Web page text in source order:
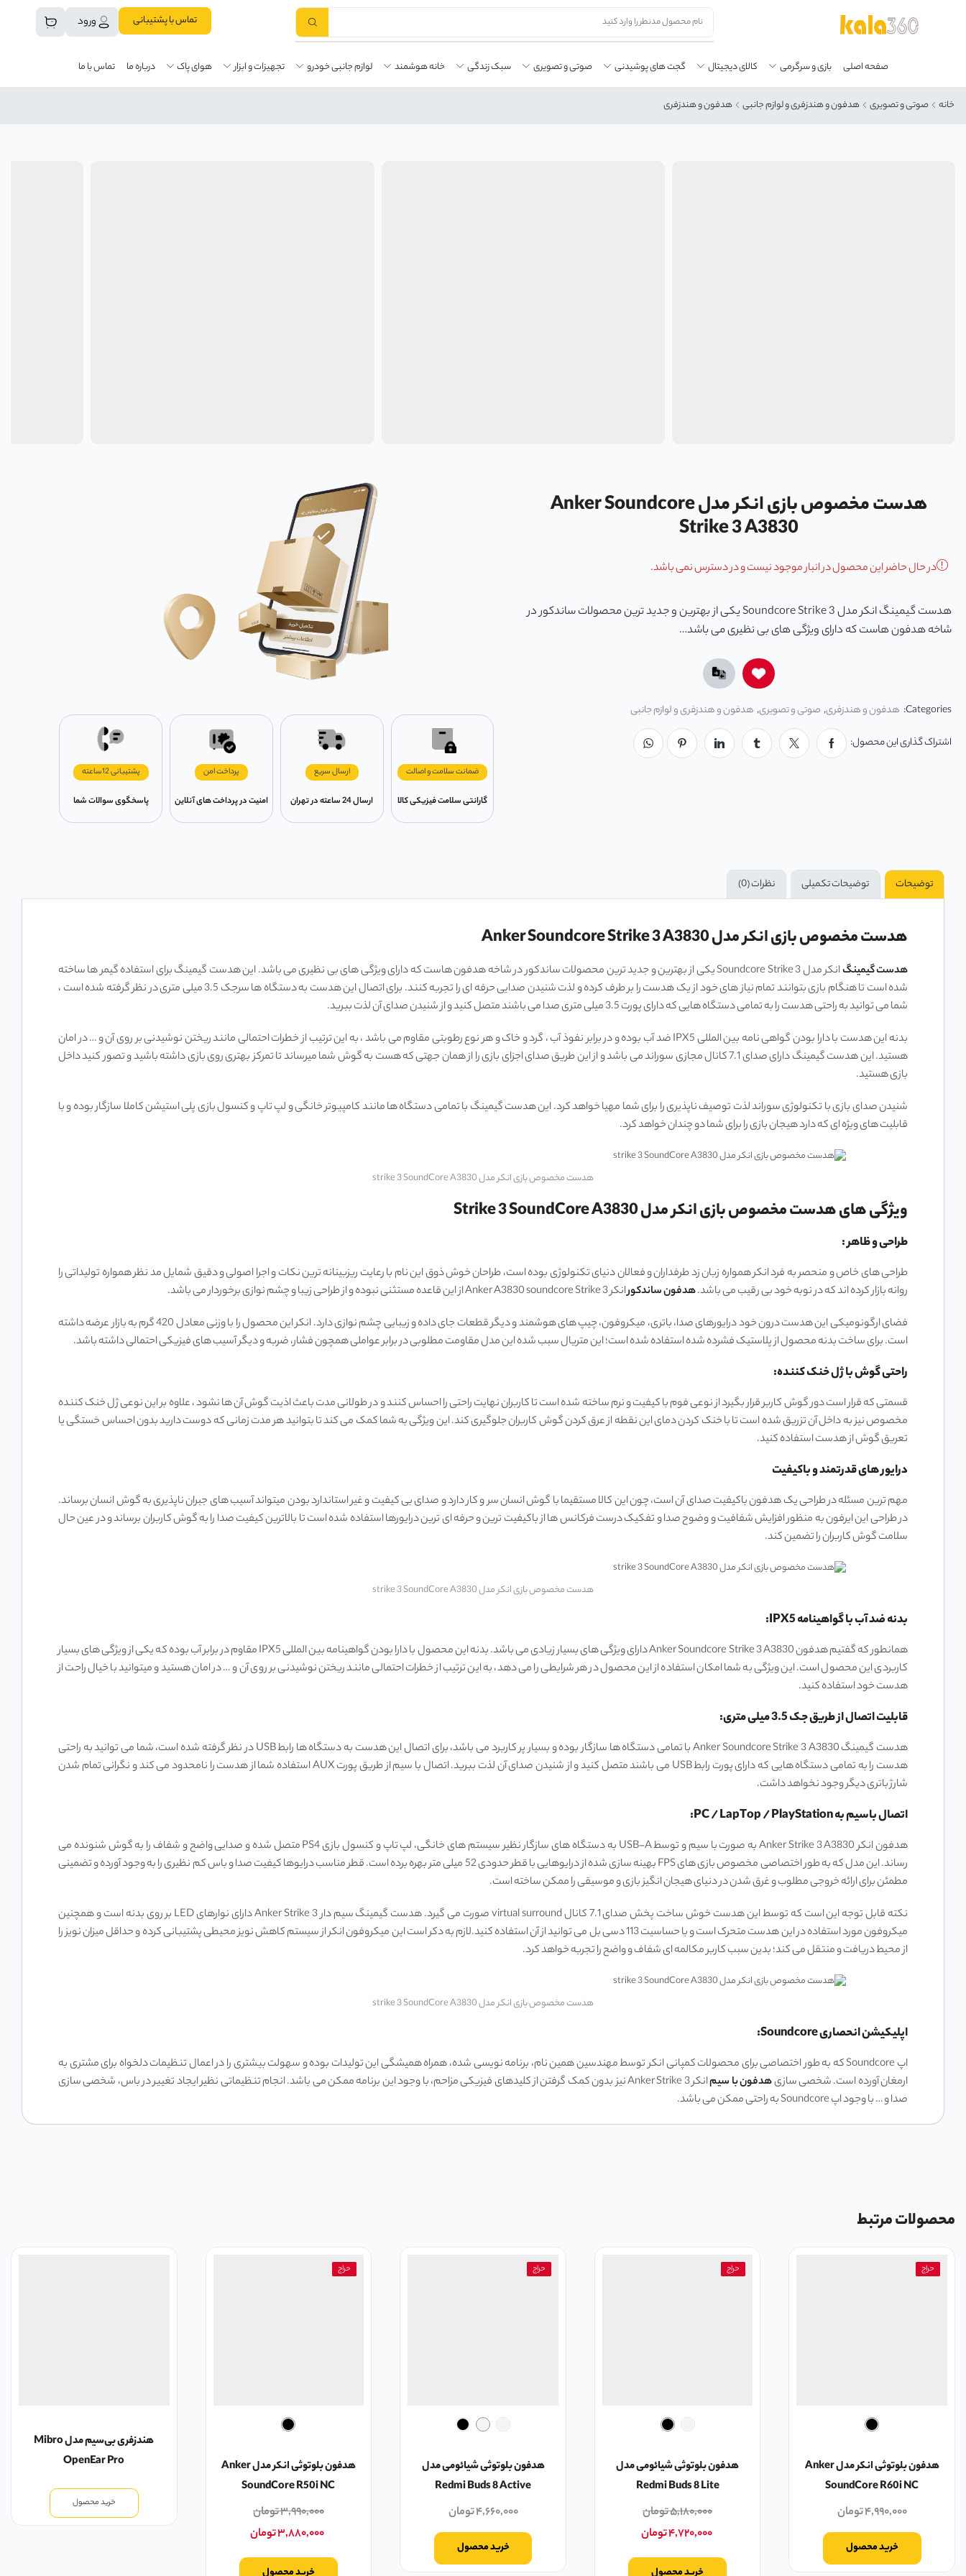
ورود تماس با پشتیبانی
صفحه اصلی بازی و سرگرمی کالای دیجیتال گجت های پوشیدنی صوتی و تصویری سبک زندگی خانه هوشمند لوازم جانبی خودرو تجهیزات و ابزار هوای پاک درباره ما تماس با ما
خانه صوتی و تصویری هدفون و هندزفری و لوازم جانبی هدفون و هندزفری
هدست مخصوص بازی انکر مدل Anker Soundcore
Strike 3 A3830
در حال حاضر این محصول در انبار موجود نیست و در دسترس نمی باشد.
هدست گیمینگ انکر مدل Soundcore Strike 3 یکی از بهترین و جدید ترین محصولات ساندکور در
شاخه هدفون هاست که دارای ویژگی های بی نظیری می باشد…
Categories: هدفون و هندزفری, صوتی و تصویری, هدفون و هندزفری و لوازم جانبی
اشتراک گذاری این محصول:
ضمانت سلامت و اصالت
گارانتی سلامت فیزیکی کالا
ارسال سریع
ارسال 24 ساعته در تهران
پرداخت امن
امنیت در پرداخت های آنلاین
پشتیبانی 12ساعته
پاسخگوی سوالات شما
توضیحات توضیحات تکمیلی نظرات (0)
هدست مخصوص بازی انکر مدل Anker Soundcore Strike 3 A3830
هدست گیمینگ
انکر مدل Soundcore Strike 3 یکی از بهترین و جدید ترین محصولات ساندکور در شاخه هدفون هاست که دارای ویژگی های بی نظیری می باشد. این هدست گیمینگ برای استفاده گیمر ها ساخته
شده است تا هنگام بازی بتوانند تمام نیاز های خود از یک هدست را بر طرف کرده و لذت شنیدن صدایی حرفه ای را تجربه کنند. برای اتصال این هدست به دستگاه ها سرجک 3.5 میلی متری در نظر گرفته شده است ،
شما می توانید به راحتی هدست را به تمامی دستگاه هایی که دارای پورت 3.5 میلی متری صدا می باشند متصل کنید و از شنیدن صدای آن لذت ببرید.
بدنه این هدست با دارا بودن گواهی نامه بین المللی IPX5 ضد آب بوده و در برابر نفوذ آب ، گرد و خاک و هر نوع رطوبتی مقاوم می باشد ، به این ترتیب از خطرات احتمالی مانند ریختن نوشیدنی بر روی آن و … در امان
هستید. این هدست گیمینگ دارای صدای 7.1 کانال مجازی سوراند می باشد و از این طریق صدای اجزای بازی را از همان جهتی که هست به گوش شما میرساند تا تمرکز بهتری روی بازی داشته باشید و تصور کنید داخل
بازی هستید.
شنیدن صدای بازی با تکنولوژی سوراند لذت توصیف ناپذیری را برای شما مهیا خواهد کرد. این هدست گیمینگ با تمامی دستگاه ها مانند کامپیوتر خانگی و لپ تاپ و کنسول بازی پلی استیشن کاملا سازگار بوده و با
قابلیت های ویژه ای که دارد هیجان بازی را برای شما دو چندان خواهد کرد.
هدست مخصوص بازی انکر مدل strike 3 SoundCore A3830
ویژگی های هدست مخصوص بازی انکر مدل Strike 3 SoundCore A3830
طراحی و ظاهر :
طراحی های خاص و منحصر به فرد انکر همواره زبان زد طرفداران و فعالان دنیای تکنولوژی بوده است، طراحان خوش ذوق این نام با رعایت ریزبینانه ترین نکات و اجرا اصولی و دقیق شمایل مد نظر همواره تولیداتی را
روانه بازار کرده اند که در نوبه خود بی رقیب می باشد.هدفون ساندکورانکر Anker A3830 soundcore Strike 3 از این قاعده مستثنی نبوده و از طراحی زیبا و چشم نوازی برخوردار می باشد.
فضای ارگونومیکی این هدست درون خود درایورهای صدا، باتری، میکروفون، چیپ های هوشمند و دیگر قطعات جای داده و زیبایی چشم نوازی دارد. انکر این محصول را با وزنی معادل 420 گرم به بازار عرضه داشته
است. برای ساخت بدنه محصول از پلاستیک فشرده شده استفاده شده است؛ این متریال سبب شده این مدل مقاومت مطلوبی در برابر عواملی همچون فشار، ضربه و دیگر آسیب های فیزیکی احتمالی داشته باشد.
راحتی گوش با ژل خنک کننده:
قسمتی که قرار است دور گوش کاربر قرار بگیرد از نوعی فوم با کیفیت و نرم ساخته شده است تا کاربران نهایت راحتی را احساس کنند و در طولانی مدت باعث اذیت گوش آن ها نشود ، علاوه بر این نوعی ژل خنک کننده
مخصوص نیز به داخل آن تزریق شده است تا با خنک کردن دمای این نقطه از عرق کردن گوش کاربران جلوگیری کند. این ویژگی به شما کمک می کند تا بتوانید هر مدت زمانی که دوست دارید بدون احساس خستگی یا
تعریق گوش از هدست استفاده کنید.
درایور های قدرتمند و باکیفیت
مهم‌ ترین مسئله در طراحی یک هدفون باکیفیت صدای آن است، چون این کالا مستقیما با گوش انسان سر و کار دارد و صدای بی‌ کیفیت و غیر استاندارد بودن میتواند آسیب‌ های جبران ناپذیری به گوش انسان برساند.
در طراحی این ایرفون به منظور افزایش شفافیت و وضوح صدا و تفکیک درست فرکانس‌ ها از باکیفیت ‌ترین و حرفه ‌ای‌ ترین درایور‌ها استفاده شده است تا بالاترین کیفیت صدا را به گوش کاربران برساند و در عین حال
سلامت گوش کاربران را تضمین کند.
هدست مخصوص بازی انکر مدل strike 3 SoundCore A3830
بدنه ضد آب با گواهینامه IPX5:
همانطور که گفتیم هدفون Anker Soundcore Strike 3 A3830 دارای ویژگی ‌های بسیار زیادی می باشد. بدنه این محصول با دارا بودن گواهینامه بین ‌المللی IPX5 مقاوم در برابر آب بوده که یکی از ویژگی‌ های بسیار
کاربردی این محصول است. این ویژگی به شما امکان استفاده از این محصول در هر شرایطی را می دهد، به این ترتیب از خطرات احتمالی مانند ریختن نوشیدنی بر روی آن و … در امان هستید و میتوانید با خیال راحت از
هدست خود استفاده کنید.
قابلیت اتصال از طریق جک 3.5 میلی‌ متری:
هدست گیمینگ Anker Soundcore Strike 3 A3830 با تمامی دستگاه‌ ها سازگار بوده و بسیار پر کاربرد می باشد، برای اتصال این هدست به دستگاه ‌ها رابط USB در نظر گرفته شده است، شما می توانید به راحتی
هدست را به تمامی دستگاه ‌هایی که دارای پورت رابط USB می باشند متصل کنید و از شنیدن صدای آن لذت ببرید. اتصال با‌ سیم از طریق پورت AUX استفاده شما از هدست را نامحدود می کند و نگرانی تمام شدن
شارژ باتری دیگر وجود نخواهد داشت.
اتصال باسیم به PC / LapTop / PlayStation:
هدفون انکر Anker Strike 3 A3830 به صورت با سیم و توسط USB-A به دستگاه های سازگار نظیر سیستم های خانگی، لپ تاپ و کنسول بازی PS4 متصل شده و صدایی واضح و شفاف را به گوش شنونده می
رساند. این مدل که به طور اختصاصی مخصوص بازی های FPS بهینه سازی شده از درایوهایی با قطر حدودی 52 میلی متر بهره برده است. قطر مناسب درایوها کیفیت صدا و باس کم نظیری را به وجود آورده و تضمینی
مطمئن برای ارائه خروجی مطلوب و غرق شدن در دنیای هیجان انگیز بازی و موسیقی را ممکن ساخته است.
نکته قابل توجه این است که توسط این هدست خوش ساخت پخش صدای 7.1 کانال virtual surround صورت می گیرد. هدست گیمینگ سیم دار Anker Strike 3 دارای نوارهای LED بر روی بدنه است و همچنین
میکروفون مورد استفاده در این هدست متحرک است و با حساسیت 113 دسی بل می‌ توانید از آن استفاده کنید.لازم به دکر است این میکروفون انکر از سیستم کاهش نویز محیطی پشتیبانی کرده و حداقل میزان نویز را
از محیط دریافت و منتقل می کند؛ بدین سبب کاربر مکالمه ای شفاف و واضح را تجربه خواهد کرد.
هدست مخصوص بازی انکر مدل strike 3 SoundCore A3830
اپلیکیشن انحصاری Soundcore:
اپ Soundcore که به طور اختصاصی برای محصولات کمپانی انکر توسط مهندسین همین نام، برنامه نویسی شده، همراه همیشگی این تولیدات بوده و سهولت بیشتری را در اعمال تنظیمات دلخواه برای مشتری به
ارمغان آورده است. شخصی سازیهدفون با سیم
انکر Anker Strike 3 نیز بدون کمک گرفتن از کلیدهای فیزیکی مزاحم، با وجود این برنامه ممکن می باشد. انجام تنظیماتی نظیر ایجاد تغییر در باس، شخصی سازی
صدا و … با وجود اپ Soundcore به راحتی ممکن می باشد.
محصولات مرتبط
حراج
هدفون بلوتوثی انکر مدل Anker
SoundCore R60i NC
۴,۹۹۰,۰۰۰تومان
خرید محصول
حراج
هدفون بلوتوثی شیائومی مدل
Redmi Buds 8 Lite
۵,۱۸۰,۰۰۰تومان
۴,۷۲۰,۰۰۰تومان
حراج
هدفون بلوتوثی شیائومی مدل
Redmi Buds 8 Active
۴,۶۶۰,۰۰۰تومان
خرید محصول
حراج
هدفون بلوتوثی انکر مدل Anker
SoundCore R50i NC
۳,۹۹۰,۰۰۰تومان
۳,۸۸۰,۰۰۰تومان
هندزفری بی‌سیم مدل Mibro
OpenEar Pro
خرید محصول